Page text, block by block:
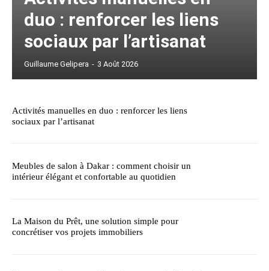
duo : renforcer les liens
sociaux par l’artisanat
Guillaume Gelipera - 3 Août 2026
Activités manuelles en duo : renforcer les liens
sociaux par l’artisanat
Meubles de salon à Dakar : comment choisir un
intérieur élégant et confortable au quotidien
La Maison du Prêt, une solution simple pour
concrétiser vos projets immobiliers